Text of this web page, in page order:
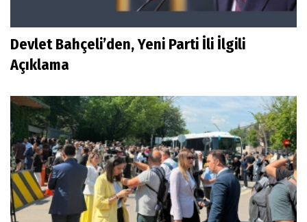
Devlet Bahçeli’den, Yeni Parti İli İlgili
Açıklama